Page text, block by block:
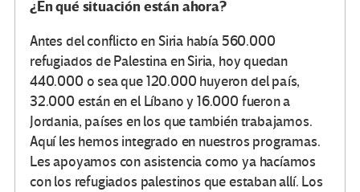
¿En qué situación están ahora?
Antes del conflicto en Siria había 560.000
refugiados de Palestina en Siria, hoy quedan
440.000 o sea que 120.000 huyeron del país,
32.000 están en el Líbano y 16.000 fueron a
Jordania, países en los que también trabajamos.
Aquí les hemos integrado en nuestros programas.
Les apoyamos con asistencia como ya hacíamos
con los refugiados palestinos que estaban allí. Los